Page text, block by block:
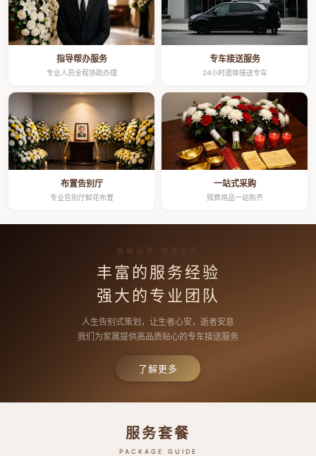
指导帮办服务
专业人员全程协助办理
专车接送服务
24小时遗体接送专车
布置告别厅
专业告别厅鲜花布置
一站式采购
殡葬用品一站购齐
高端品质 按需定制
丰富的服务经验
强大的专业团队
人生告别式策划，让生者心安，逝者安息
我们为家属提供高品质贴心的专车接送服务
了解更多
服务套餐
PACKAGE GUIDE